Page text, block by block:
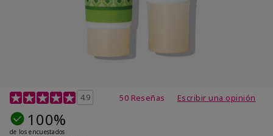
Calificación de clientes de 4,7 de 5
4.9 50 Reseñas Escribir una opinión
100%
de los encuestados